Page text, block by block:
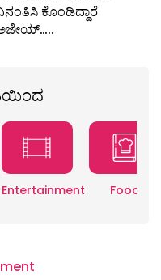
ಕೊಂಡಿದ್ದಾರೆ
Entertainment Food